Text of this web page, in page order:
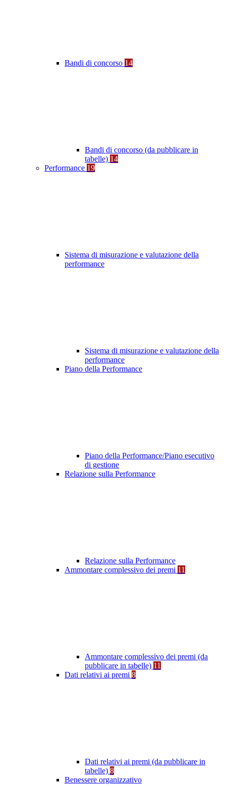
Bandi di concorso 14
Bandi di concorso (da pubblicare in
tabelle) 14
Performance 19
Sistema di misurazione e valutazione della
performance
Sistema di misurazione e valutazione della
performance
Piano della Performance
Piano della Performance/Piano esecutivo
di gestione
Relazione sulla Performance
Relazione sulla Performance
Ammontare complessivo dei premi 11
Ammontare complessivo dei premi (da
pubblicare in tabelle) 11
Dati relativi ai premi 8
Dati relativi ai premi (da pubblicare in
tabelle) 8
Benessere organizzativo